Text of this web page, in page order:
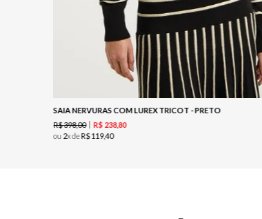
SAIA NERVURAS COM LUREX TRICOT - PRETO
R$398,00 R$ 238,80
ou 2x deR$119,40